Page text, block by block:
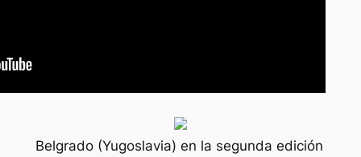
Belgrado (Yugoslavia) en la segunda edición